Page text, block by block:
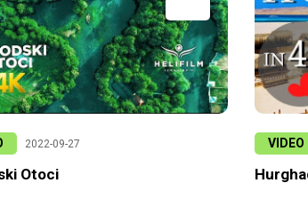
2022-09-27
Otoci
VIDEO